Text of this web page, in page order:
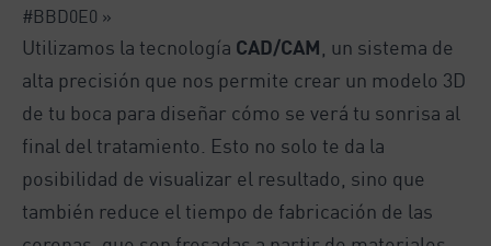
#BBD0E0 »
Utilizamos la tecnología CAD/CAM , un sistema de
alta precisión que nos permite crear un modelo 3D
de tu boca para diseñar cómo se verá tu sonrisa al
final del tratamiento. Esto no solo te da la
posibilidad de visualizar el resultado, sino que
también reduce el tiempo de fabricación de las